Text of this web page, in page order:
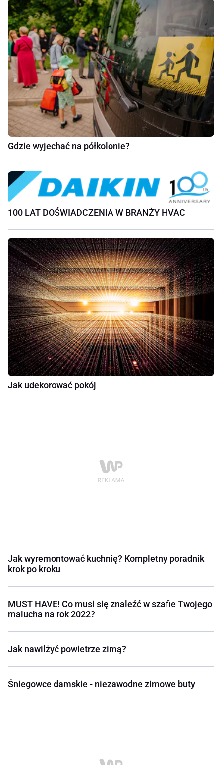
Gdzie wyjechać na półkolonie?
100 LAT DOŚWIADCZENIA W BRANŻY HVAC
Jak udekorować pokój
Jak wyremontować kuchnię? Kompletny poradnik
krok po kroku
MUST HAVE! Co musi się znaleźć w szafie Twojego
malucha na rok 2022?
Jak nawilżyć powietrze zimą?
Śniegowce damskie - niezawodne zimowe buty